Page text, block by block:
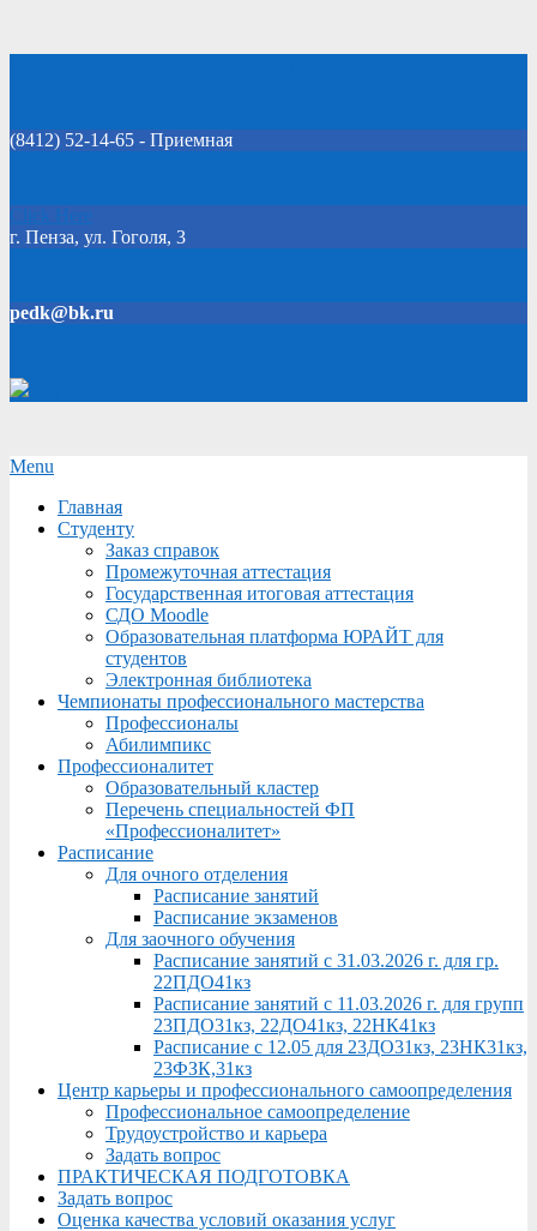
(8412) 52-14-65 - Приемная
Click Here
г. Пенза, ул. Гоголя, 3
pedk@bk.ru
Secondary
Menu
Menu
Главная
Студенту
Заказ справок
Промежуточная аттестация
Государственная итоговая аттестация
СДО Moodle
Образовательная платформа ЮРАЙТ для
студентов
Электронная библиотека
Чемпионаты профессионального мастерства
Профессионалы
Абилимпикс
Профессионалитет
Образовательный кластер
Перечень специальностей ФП
«Профессионалитет»
Расписание
Для очного отделения
Расписание занятий
Расписание экзаменов
Для заочного обучения
Расписание занятий с 31.03.2026 г. для гр.
22ПДО41кз
Расписание занятий с 11.03.2026 г. для групп
23ПДО31кз, 22ДО41кз, 22НК41кз
Расписание с 12.05 для 23ДО31кз, 23НК31кз,
23ФЗК,31кз
Центр карьеры и профессионального самоопределения
Профессиональное самоопределение
Трудоустройство и карьера
Задать вопрос
ПРАКТИЧЕСКАЯ ПОДГОТОВКА
Задать вопрос
Оценка качества условий оказания услуг